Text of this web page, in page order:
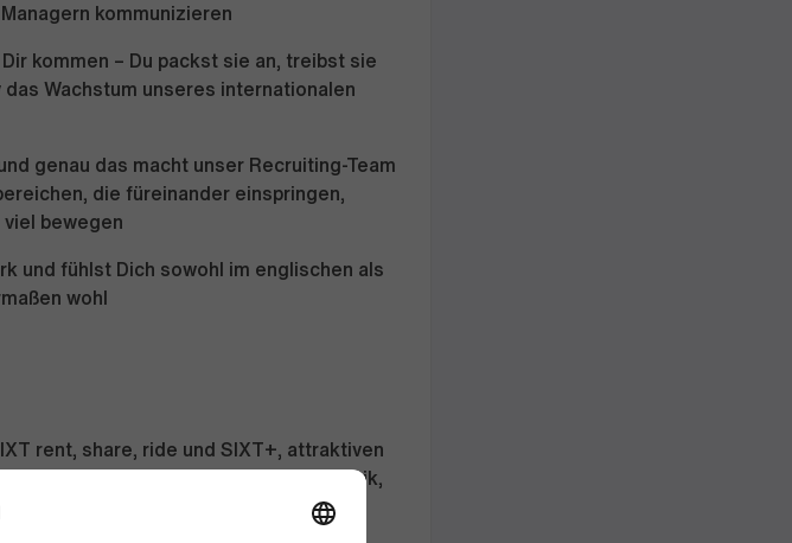
kommunizieren
kommen – Du packst sie an, treibst sie
Wachstum unseres internationalen
genau das macht unser Recruiting-Team
die füreinander einspringen,
bewegen
und fühlst Dich sowohl im englischen als
wohl
rent, share, ride und SIXT+, attraktiven
Deals bei Partnern für Reisen, Technik,